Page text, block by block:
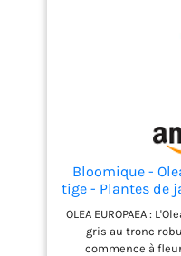
Bloomique -
tige - Plantes de
Hauteur
OLEA EUROPAEA :
gris au tronc
commence à